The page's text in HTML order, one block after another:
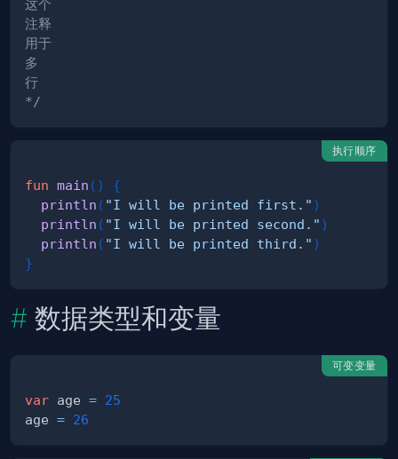
*/
执行顺序
fun main ( )
{
println ( "I will be printed first." )
println ( "I will be printed second." )
println ( "I will be printed third." )
}
数据类型和变量
可变变量
var age = 25
age = 26